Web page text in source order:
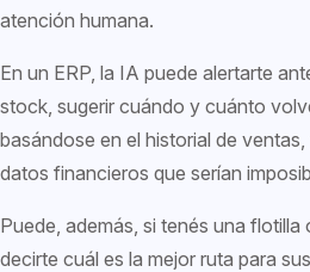
atención humana.
En un ERP, la IA puede alertarte
stock, sugerir cuándo y cuánto
basándose en el historial de
datos financieros que serían
Puede, además, si tenés una flotilla
decirte cuál es la mejor ruta para